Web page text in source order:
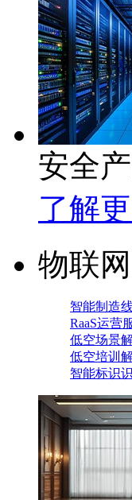
安全
了解
物联网
智能制造
RaaS运营
低空场景
低空培训
智能标识